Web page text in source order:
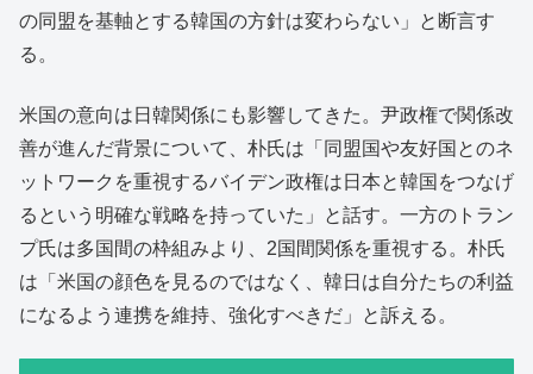
の同盟を基軸とする韓国の方針は変わらない」と断言す
る。
米国の意向は日韓関係にも影響してきた。尹政権で関係改
善が進んだ背景について、朴氏は「同盟国や友好国とのネ
ットワークを重視するバイデン政権は日本と韓国をつなげ
るという明確な戦略を持っていた」と話す。一方のトラン
プ氏は多国間の枠組みより、2国間関係を重視する。朴氏
は「米国の顔色を見るのではなく、韓日は自分たちの利益
になるよう連携を維持、強化すべきだ」と訴える。